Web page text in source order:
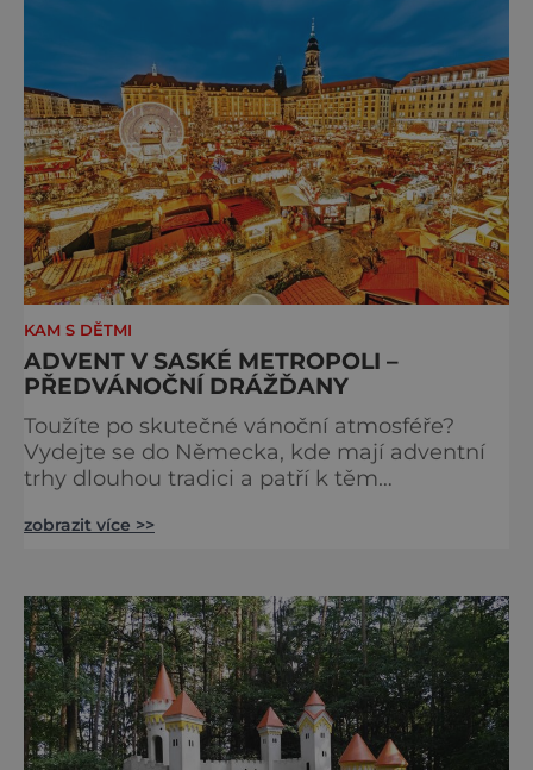
Výstava Braunova socha loutkou představuje
padesát autorských loutek řezbáře a scénog
KAM S DĚTMI
ADVENT V SASKÉ METROPOLI –
PŘEDVÁNOČNÍ DRÁŽĎANY
Toužíte po skutečné vánoční atmosféře?
Vydejte se do Německa, kde mají adventní
trhy dlouhou tradici a patří k těm
českým hranicím najdete v Drážďanech –
S norimberským Christkindlesmarktem se
drážďanské vánoční trhy každoročně
přetahují o pozici nejnavštěvovanějších t
zobrazit více >>